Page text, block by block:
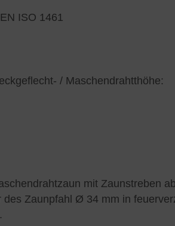
ISO 1461
/ Maschendrahtthöhe:
mit Zaunstreben
Zaunpfahl Ø 34 mm in